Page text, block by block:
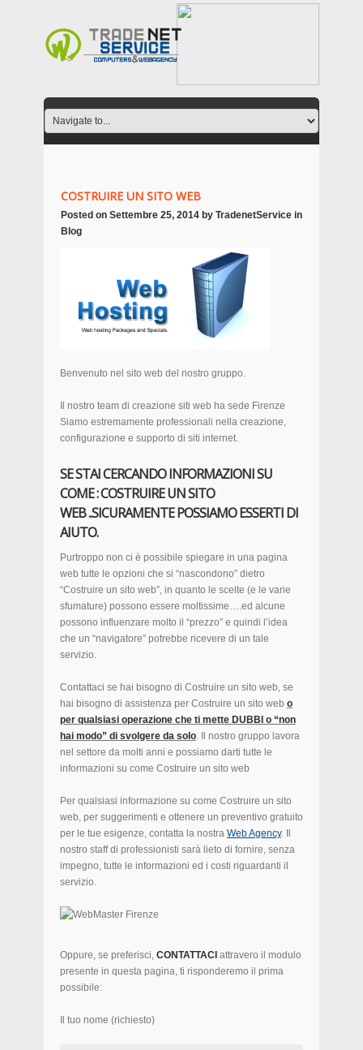
COSTRUIRE UN SITO WEB
Posted on Settembre 25, 2014 by TradenetService in
Blog
Benvenuto nel sito web del nostro gruppo.
Il nostro team di creazione siti web ha sede Firenze
Siamo estremamente professionali nella creazione,
configurazione e supporto di siti internet.
SE STAI CERCANDO INFORMAZIONI SU
COME : COSTRUIRE UN SITO
WEB ..SICURAMENTE POSSIAMO ESSERTI DI
AIUTO.
Purtroppo non ci è possibile spiegare in una pagina
web tutte le opzioni che si “nascondono” dietro
“Costruire un sito web”, in quanto le scelte (e le varie
sfumature) possono essere moltissime….ed alcune
possono influenzare molto il “prezzo” e quindi l’idea
che un “navigatore” potrebbe ricevere di un tale
servizio.
Contattaci se hai bisogno di Costruire un sito web, se
hai bisogno di assistenza per Costruire un sito web o
per qualsiasi operazione che ti mette DUBBI o “non
hai modo” di svolgere da solo. Il nostro gruppo lavora
nel settore da molti anni e possiamo darti tutte le
informazioni su come Costruire un sito web
Per qualsiasi informazione su come Costruire un sito
web, per suggerimenti e ottenere un preventivo gratuito
per le tue esigenze, contatta la nostra Web Agency.
nostro staff di professionisti sarà lieto di fornire, senza
impegno, tutte le informazioni ed i costi riguardanti il
servizio.
Oppure, se preferisci, CONTATTACI attravero il modulo
presente in questa pagina, ti risponderemo il prima
possibile:
Il tuo nome (richiesto)